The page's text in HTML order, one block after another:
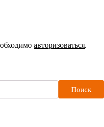
авторизоваться.
Поиск